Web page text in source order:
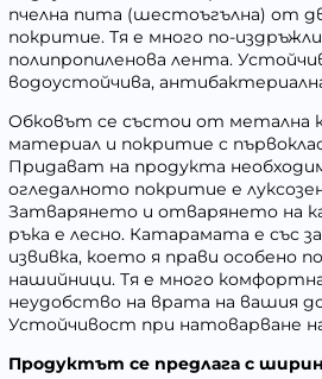
пчелна пита (шестоъгълна) от
покритие. Тя е много по-
полипропиленова лента.
водоустойчива,
Обковът се състои от метална
материал и покритие с
Придават на продукта
огледалното покритие е
Затварянето и отварянето на
ръка е лесно. Катарамата е със
извивка, което я прави особено
нашийници. Тя е много
неудобство на врата на вашия
Устойчивост при натоварване на
Продуктът се предлага с